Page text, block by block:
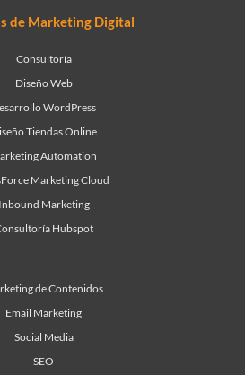
de Marketing Digital
Consultoría
Diseño Web
WordPress
Tiendas Online
Automation
Marketing Cloud
Inbound Marketing
Hubspot
de Contenidos
Email Marketing
Social Media
SEO